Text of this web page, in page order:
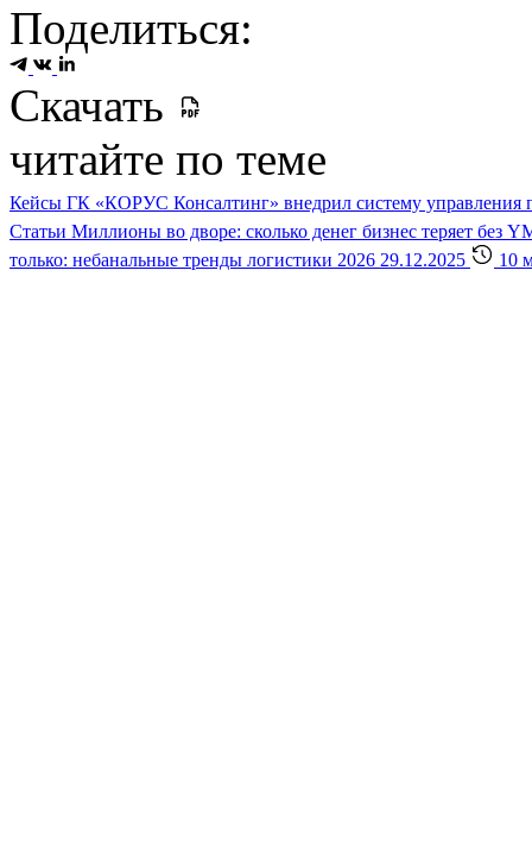
Поделиться:
Скачать
читайте по теме
Кейсы ГК «КОРУС Консалтинг» внедрил систему управления
Статьи Миллионы во дворе: сколько денег бизнес теряет без
только: небанальные тренды логистики 2026 29.12.2025 10